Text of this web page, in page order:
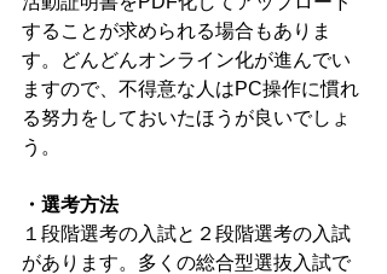
することが求められる場合もありま
す。どんどんオンライン化が進んでい
ますので、不得意な人はPC操作に慣れ
る努力をしておいたほうが良いでしょ
う。
・選考方法
１段階選考の入試と２段階選考の入試
があります。多くの総合型選抜入試で